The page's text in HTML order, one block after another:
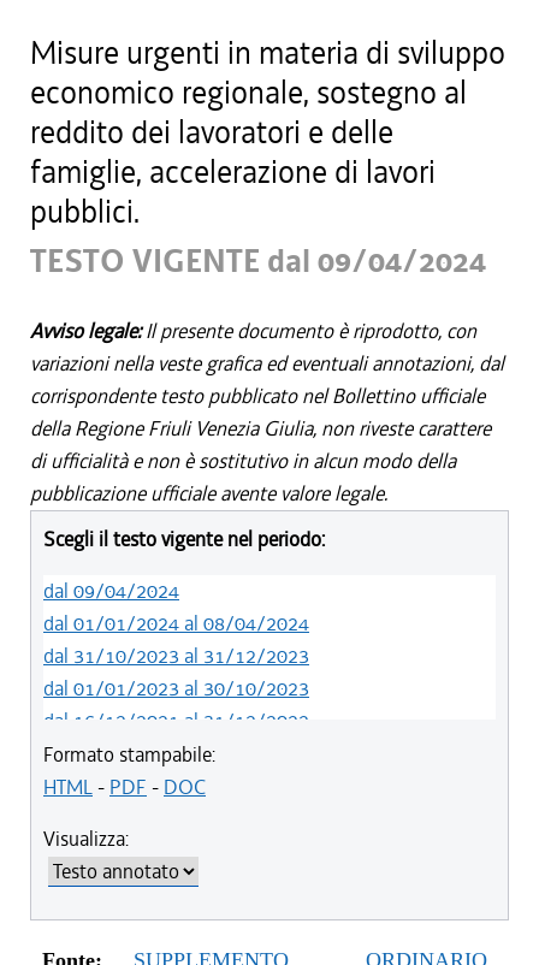
Misure urgenti in materia di sviluppo
economico regionale, sostegno al
reddito dei lavoratori e delle
famiglie, accelerazione di lavori
pubblici.
TESTO VIGENTE dal 09/04/2024
Avviso legale:Il presente documento è riprodotto, con
variazioni nella veste grafica ed eventuali annotazioni, dal
corrispondente testo pubblicato nel Bollettino ufficiale
della Regione Friuli Venezia Giulia, non riveste carattere
di ufficialità e non è sostitutivo in alcun modo della
pubblicazione ufficiale avente valore legale.
Scegli il testo vigente nel periodo:
dal 09/04/2024
dal 01/01/2024 al 08/04/2024
dal 31/10/2023 al 31/12/2023
dal 01/01/2023 al 30/10/2023
dal 16/12/2021 al 31/12/2022
dal 26/02/2021 al 15/12/2021
dal 01/01/2020 al 25/02/2021
dal 01/05/2019 al 06/11/2019
dal 01/01/2019 al 30/04/2019
dal 12/04/2018 al 31/12/2018
dal 01/01/2017 al 11/04/2018
Formato stampabile:
HTML- PDF - DOC
Visualizza:
Fonte:
SUPPLEMENTO ORDINARIO